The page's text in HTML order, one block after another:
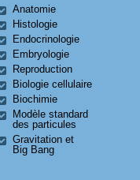
Anatomie
Histologie
Endocrinologie
Embryologie
Reproduction
Biologie cellulaire
Biochimie
Modèle standard
des particules
Gravitation et
Big Bang